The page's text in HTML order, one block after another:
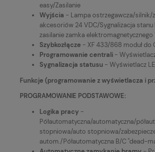
easy/Zasilanie
Wyjścia - Lampa ostrzegawcza/silnik/
akcesoriów 24 VDC/Sygnalizacja
zasilanie zamka elektromagnetycznego
Szybkozłącze - XF 433/868 moduł do
Programowanie centrali -
Sygnalizacja statusu - Wyświetlacz
Funkcje (programowanie z wyświetlacza i
PROGRAMOWANIE PODSTAWOWE:
Logika pracy -
Półautomatyczna/automatyczna/
stopniowa/auto stopniowa/
autom./Półautomatyczna B/C "dead-